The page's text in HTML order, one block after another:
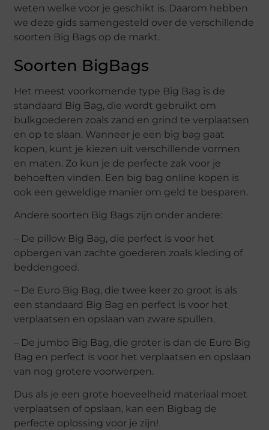
weten welke voor je geschikt is. Daarom hebben
we deze gids samengesteld over de verschillende
soorten Big Bags op de markt.
Soorten BigBags
Het meest voorkomende type Big Bag is de
standaard Big Bag, die wordt gebruikt om
bulkgoederen zoals zand en grind te verplaatsen
en op te slaan. Wanneer je een big bag gaat
kopen, kunt je kiezen uit verschillende vormen
en maten. Zo kun je de perfecte zak voor je
behoeften vinden. Een big bag online kopen is
ook een geweldige manier om geld te besparen.
Andere soorten Big Bags zijn onder andere:
– De pillow Big Bag, die perfect is voor het
opbergen van zachte goederen zoals kleding of
beddengoed.
– De Euro Big Bag, die twee keer zo groot is als
een standaard Big Bag en perfect is voor het
verplaatsen en opslaan van zware spullen.
– De jumbo Big Bag, die groter is dan de Euro Big
Bag en perfect is voor het verplaatsen en opslaan
van nog grotere voorwerpen.
Dus als je een grote hoeveelheid materiaal moet
verplaatsen of opslaan, kan een Bigbag de
perfecte oplossing voor je zijn!